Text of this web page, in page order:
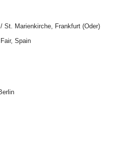
St. Marienkirche, Frankfurt (Oder)
Spain